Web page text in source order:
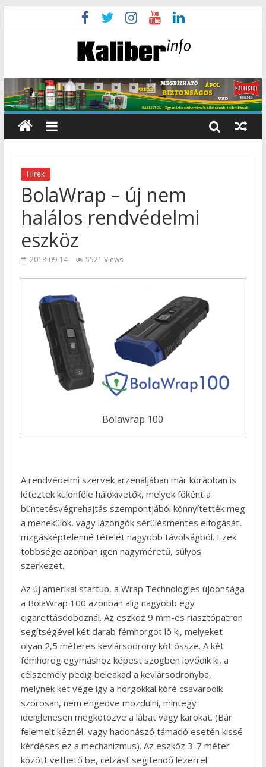
Hírek
BolaWrap – új nem
halálos rendvédelmi
eszköz
2018-09-14 5521 Views
Bolawrap 100
A rendvédelmi szervek arzenáljában már korábban is
léteztek különféle hálókivetők, melyek főként a
büntetésvégrehajtás szempontjából könnyítették meg
a menekülök, vagy lázongók sérülésmentes elfogását,
mzgásképtelenné tételét nagyobb távolságból. Ezek
többsége azonban igen nagyméretű, súlyos
szerkezet.
Az új amerikai startup, a Wrap Technologies újdonsága
a BolaWrap 100 azonban alig nagyobb egy
cigarettásdoboznál. Az eszköz 9 mm-es riasztópatron
segítségével két darab fémhorgot lő ki, melyeket
olyan 2,5 méteres kevlársodrony köt össze. A két
fémhorog egymáshoz képest szögben lövődik ki, a
célszemély pedig beleakad a kevlársodronyba,
melynek két vége így a horgokkal köré csavarodik
szorosan, nem engedve mozdulni, mintegy
ideiglenesen megkötözve a lábat vagy karokat. (Bár
felemelt kéznél, vagy hadonászó támadó esetén kissé
kérdéses ez a mechanizmus). Az eszköz 3-7 méter
között vethető be, célzást segítendő lézerrel